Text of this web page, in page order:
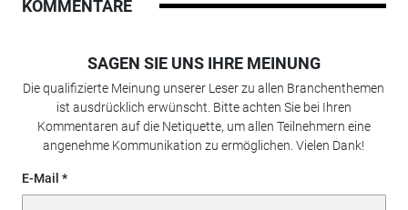
KOMMENTARE
SAGEN SIE UNS IHRE MEINUNG
Die qualifizierte Meinung unserer Leser zu allen Branchenthemen
ist ausdrücklich erwünscht. Bitte achten Sie bei Ihren
Kommentaren auf die Netiquette, um allen Teilnehmern eine
angenehme Kommunikation zu ermöglichen. Vielen Dank!
E-Mail